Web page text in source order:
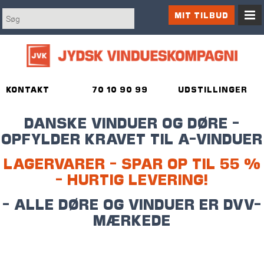
KONTAKT UDSTILLINGER
70 10 90 99
DANSKE VINDUER OG DØRE -
OPFYLDER KRAVET TIL A-VINDUER
LAGERVARER - SPAR OP TIL 55 %
- HURTIG LEVERING!
- ALLE DØRE OG VINDUER ER DVV-
MÆRKEDE
MIT TILBUD